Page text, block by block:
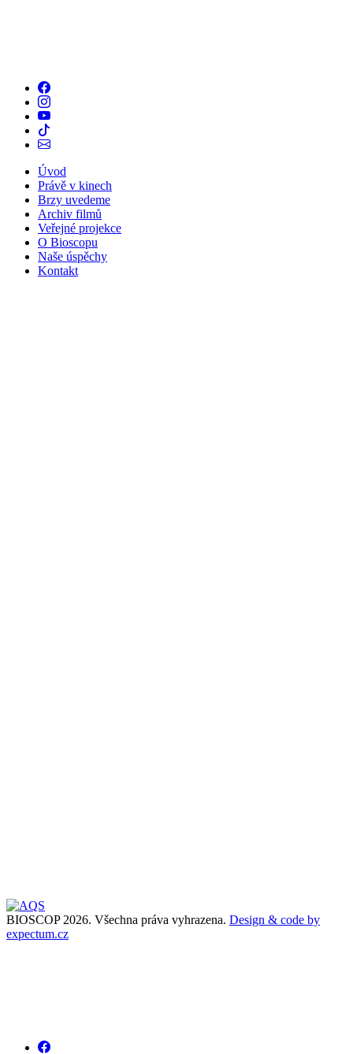
Úvod
Právě v kinech
Brzy uvedeme
Archiv filmů
Veřejné projekce
O Bioscopu
Naše úspěchy
Kontakt
BIOSCOP 2026. Všechna práva vyhrazena. Design & code by
expectum.cz